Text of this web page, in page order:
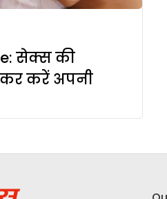
सेक्स की
करें अपनी